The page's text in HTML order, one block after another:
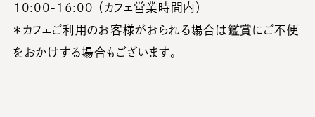
10:00-16:00 （カフェ営業時間内）
＊カフェご利用のお客様がおられる場合は鑑賞にご不便
をおかけする場合もございます。